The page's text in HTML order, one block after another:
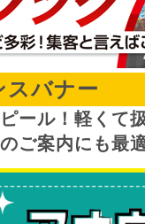
スバナー
ール！軽くて
ご案内にも最